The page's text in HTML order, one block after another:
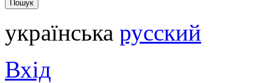
українська русский
Вхід